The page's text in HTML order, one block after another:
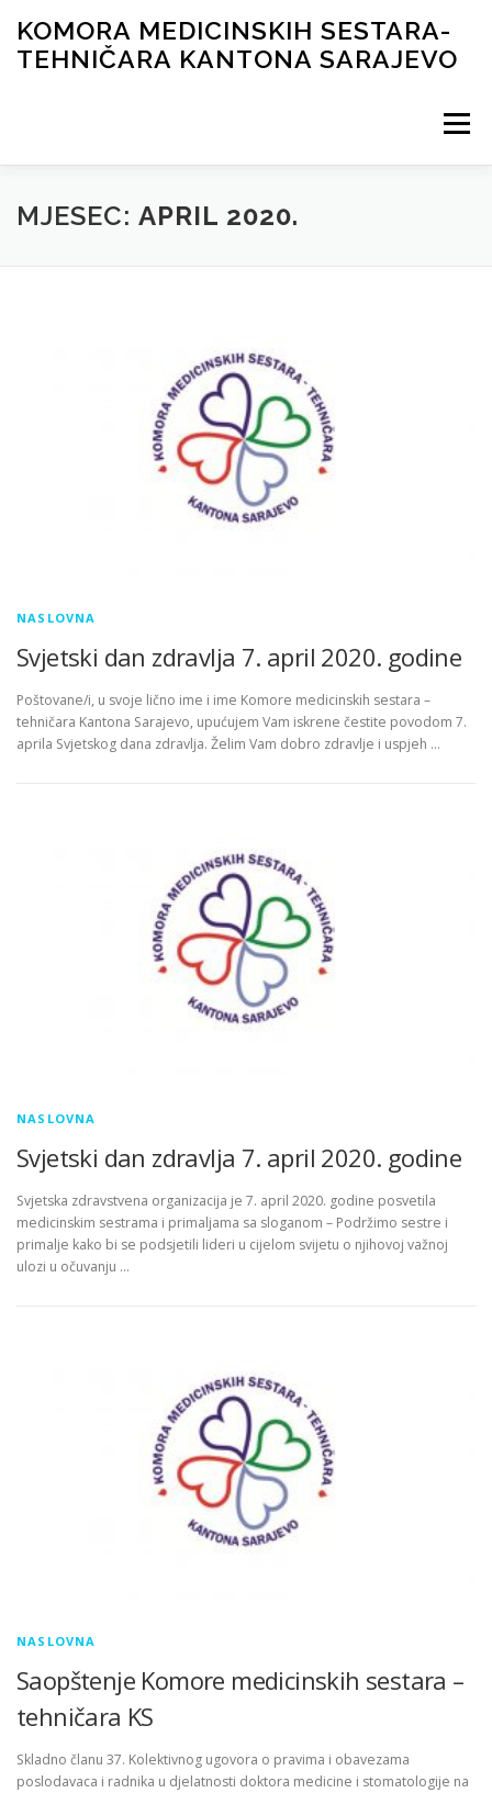
content
KOMORA MEDICINSKIH SESTARA-
TEHNIČARA KANTONA SARAJEVO
Menu
NOVOSTI ORGANI KOMORE
MJESEC: APRIL 2020.
NASLOVNA
Svjetski dan zdravlja 7. april 2020. godine
Poštovane/i, u svoje lično ime i ime Komore medicinskih sestara –
tehničara Kantona Sarajevo, upućujem Vam iskrene čestite povodom 7.
aprila Svjetskog dana zdravlja. Želim Vam dobro zdravlje i uspjeh …
NASLOVNA
Svjetski dan zdravlja 7. april 2020. godine
Svjetska zdravstvena organizacija je 7. april 2020. godine posvetila
medicinskim sestrama i primaljama sa sloganom – Podržimo sestre i
primalje kako bi se podsjetili lideri u cijelom svijetu o njihovoj važnoj
ulozi u očuvanju …
NASLOVNA
Saopštenje Komore medicinskih sestara –
tehničara KS
Skladno članu 37. Kolektivnog ugovora o pravima i obavezama
poslodavaca i radnika u djelatnosti doktora medicine i stomatologije na